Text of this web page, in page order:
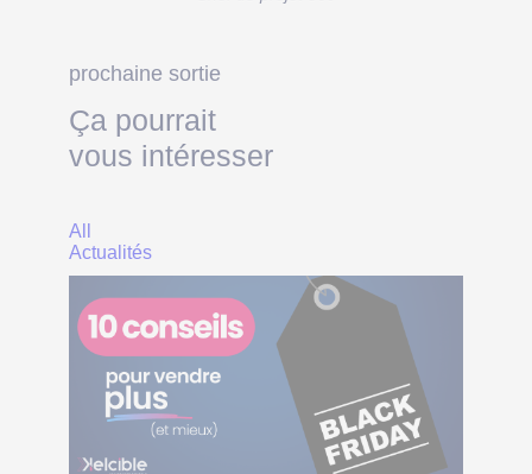
prochaine sortie
Ça pourrait
vous intéresser
All
Actualités